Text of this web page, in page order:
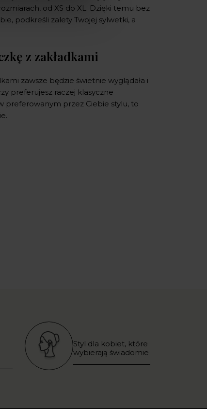
od XS do XL. Dzięki temu bez
podkreśli zalety Twojej sylwetki, a
z zakładkami
zawsze będzie świetnie wyglądała i
preferujesz raczej klasyczne
preferowanym przez Ciebie stylu, to
Styl dla kobiet, które
wybierają świadomie